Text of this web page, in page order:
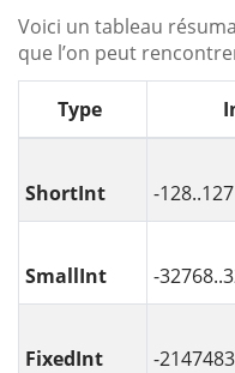
Voici un tableau
que l’on peut
Type
ShortInt -128..127
SmallInt -
FixedInt -